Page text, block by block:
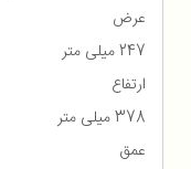
عرض
247 میلی متر
ارتفاع
378 میلی متر
عمق